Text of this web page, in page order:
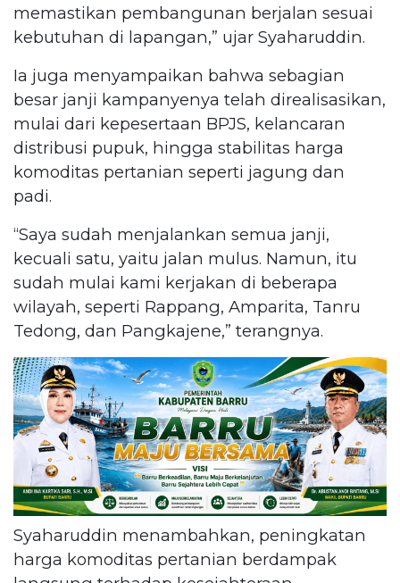
memastikan pembangunan berjalan sesuai
kebutuhan di lapangan,” ujar Syaharuddin.
Ia juga menyampaikan bahwa sebagian
besar janji kampanyenya telah direalisasikan,
mulai dari kepesertaan BPJS, kelancaran
distribusi pupuk, hingga stabilitas harga
komoditas pertanian seperti jagung dan
padi.
“Saya sudah menjalankan semua janji,
kecuali satu, yaitu jalan mulus. Namun, itu
sudah mulai kami kerjakan di beberapa
wilayah, seperti Rappang, Amparita, Tanru
Tedong, dan Pangkajene,” terangnya.
Syaharuddin menambahkan, peningkatan
harga komoditas pertanian berdampak